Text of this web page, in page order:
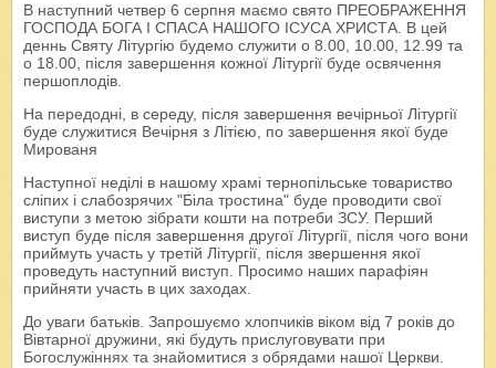
В наступний четвер 6 серпня маємо свято ПРЕОБРАЖЕННЯ
ГОСПОДА БОГА І СПАСА НАШОГО ІСУСА ХРИСТА. В цей
деннь Святу Літургію будемо служити о 8.00, 10.00, 12.99 та
о 18.00, після завершення кожної Літургії буде освячення
першоплодів.
На передодні, в середу, після завершення вечірньої Літургії
буде служитися Вечірня з Літією, по завершення якої буде
Мированя
Наступної неділі в нашому храмі тернопільське товариство
сліпих і слабозрячих "Біла тростина" буде проводити свої
виступи з метою зібрати кошти на потреби ЗСУ. Перший
виступ буде після завершення другої Літургії, після чого вони
приймуть участь у третій Літургії, після звершення якої
проведуть наступний виступ. Просимо наших парафіян
прийняти участь в цих заходах.
До уваги батьків. Запрошуємо хлопчиків віком від 7 років до
Вівтарної дружини, які будуть прислуговувати при
Богослужіннях та знайомитися з обрядами нашої Церкви.